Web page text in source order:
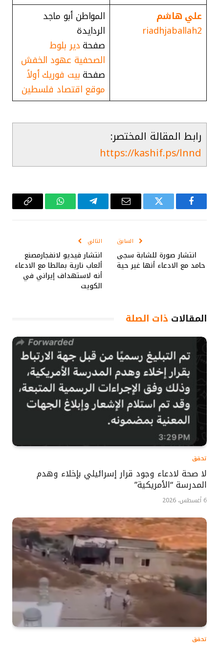
علي هاشم
riadhjaballah2
المواطن أبو ماجد
الردايدة
صفحة دير بلوط
الصحفية عهود الخفش
صفحة بيت فوريك أولاً
موقع اقتصاد فلسطين
رابط المقالة المختصر:
https://kashif.ps/lnnd
فيسبوك تويتر
البريد
تيلقرام واتساب Copy
السابق
انتشار صورة للشابة سجى
حامد مع الادعاء أنها غير حية
التالي
انتشار فيديو لانفجارمصنع
ألعاب نارية بمالطا مع الادعاء
أنه لاستهداف إيراني في
الكويت
المقالات ذات الصلة
تحقق
لا صحة لادعاء وجود قرار إسرائيلي بإخلاء وهدم
المدرسة “الأمريكية”
6 أغسطس، 2026
تحقق